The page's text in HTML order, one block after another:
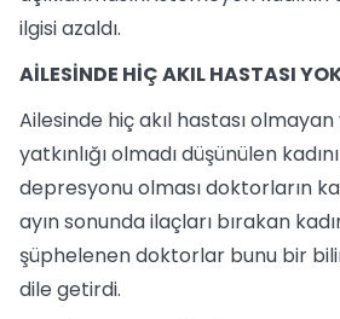
ilgisi azaldı.
AİLESİNDE HİÇ AKIL HASTASI
Ailesinde hiç akıl hastası
yatkınlığı olmadı düşünülen
depresyonu olması doktorların
ayın sonunda ilaçları bırakan
şüphelenen doktorlar bunu bir
dile getirdi.